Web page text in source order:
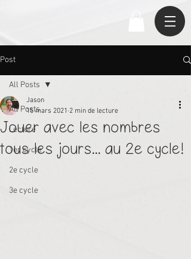
Post
All Posts
Lecture
1er cycle
2e cycle
3e cycle
All Posts
Jouer avec les nombres
tous les jours... au 2e cycle!
Jason
15 mars 2021 2 min de lecture